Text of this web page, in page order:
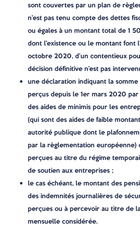
sont couvertes par un plan de
n’est pas tenu compte des dettes
ou égales à un montant total de 1
dont l’existence ou le montant font
octobre 2020, d’un contentieux
décision définitive n’est pas
une déclaration indiquant la
perçus depuis le 1er mars 2020
des aides de minimis pour les
(qui sont des aides de faible
autorité publique dont le
par la règlementation européenne)
perçues au titre du régime
de soutien aux entreprises ;
le cas échéant, le montant des
des indemnités journalières de
perçues ou à percevoir au titre de
mensuelle considérée.